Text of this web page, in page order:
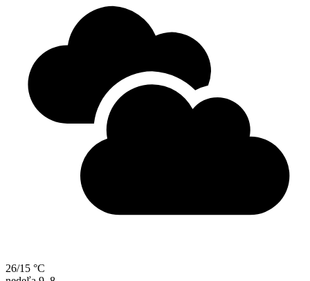
26/15 °C